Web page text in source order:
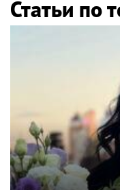
Статьи по